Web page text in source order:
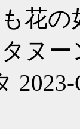
花
ヌー